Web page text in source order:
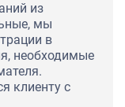
из
мы
в
необходимые
клиенту с